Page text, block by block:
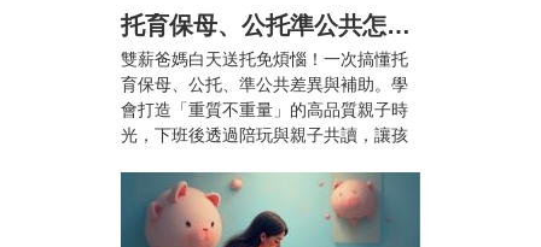
托育保母、公托準公共怎麼選？雙薪家庭托育攻略與親子陪伴指南
雙薪爸媽白天送托免煩惱！一次搞懂托
育保母、公托、準公共差異與補助。學
會打造「重質不重量」的高品質親子時
光，下班後透過陪玩與親子共讀，讓孩
育兒。